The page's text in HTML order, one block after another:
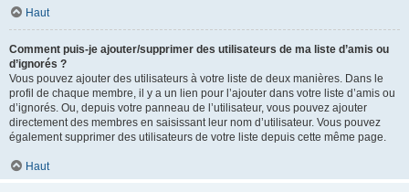
Haut
Comment puis-je ajouter/supprimer des utilisateurs de ma liste d’amis ou
d’ignorés ?
Vous pouvez ajouter des utilisateurs à votre liste de deux manières. Dans le
profil de chaque membre, il y a un lien pour l’ajouter dans votre liste d’amis ou
d’ignorés. Ou, depuis votre panneau de l’utilisateur, vous pouvez ajouter
directement des membres en saisissant leur nom d’utilisateur. Vous pouvez
également supprimer des utilisateurs de votre liste depuis cette même page.
Haut